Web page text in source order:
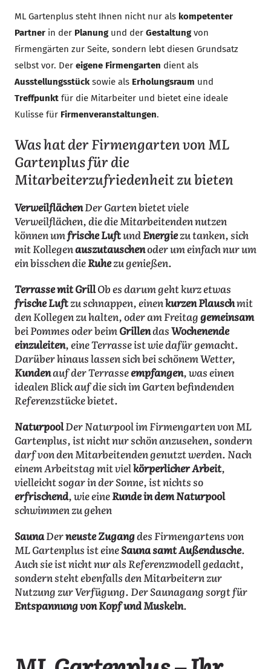
ML Gartenplus steht Ihnen nicht nur als kompetenter
Partner in der Planungund der Gestaltungvon
Firmengärten zur Seite, sondern lebt diesen Grundsatz
selbst vor. Der eigene Firmengarten dient als
Ausstellungsstück sowie als Erholungsraum und
Treffpunkt für die Mitarbeiter und bietet eine ideale
Kulisse für Firmenveranstaltungen.
Was hat der Firmengarten von ML
Gartenplus für die
Mitarbeiterzufriedenheit zu bieten
VerweilflächenDer Garten bietet viele
Verweilflächen, die die Mitarbeitenden nutzen
können umfrische Luftund Energiezu tanken, sich
mit Kollegenauszutauschenoder um einfach nur um
ein bisschen dieRuhezu genießen.
Terrasse mit GrillOb es darum geht kurz etwas
frische Luftzu schnappen, einenkurzen Plauschmit
den Kollegen zu halten, oder am Freitaggemeinsam
bei Pommes oder beim GrillendasWochenende
einzuleiten, eine Terrasse ist wie dafür gemacht.
Darüber hinaus lassen sich bei schönem Wetter,
Kundenauf der Terrasseempfangen, was einen
idealen Blick auf die sich im Garten befindenden
Referenzstücke bietet.
NaturpoolDer Naturpool im Firmengarten von ML
Gartenplus, ist nicht nur schön anzusehen, sondern
darf von den Mitarbeitenden genutzt werden. Nach
einem Arbeitstag mit vielkörperlicher Arbeit,
vielleicht sogar in der Sonne, ist nichts so
erfrischend, wie eineRunde in dem Naturpool
schwimmen zu gehen
SaunaDerneuste Zugangdes Firmengartens von
ML Gartenplus ist eineSauna samt Außendusche.
Auch sie ist nicht nur als Referenzmodell gedacht,
sondern steht ebenfalls den Mitarbeitern zur
Nutzung zur Verfügung. Der Saunagang sorgt für
Entspannung von Kopf und Muskeln.